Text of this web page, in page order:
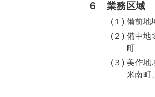
６ 業務区域
(１) 備前地
(２) 備中地
町
(３) 美作地
米南町